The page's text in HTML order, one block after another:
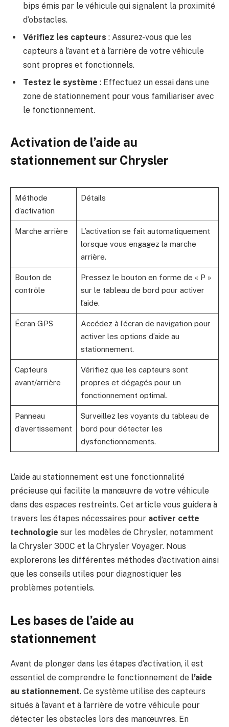
bips émis par le véhicule qui signalent la proximité
d’obstacles.
Vérifiez les capteurs : Assurez-vous que les
capteurs à l’avant et à l’arrière de votre véhicule
sont propres et fonctionnels.
Testez le système : Effectuez un essai dans une
zone de stationnement pour vous familiariser avec
le fonctionnement.
Activation de l’aide au
stationnement sur Chrysler
Méthode
d’activation
Détails
Marche arrière
L’activation se fait automatiquement
lorsque vous engagez la marche
arrière.
Bouton de
contrôle
Pressez le bouton en forme de « P »
sur le tableau de bord pour activer
l’aide.
Écran GPS
Accédez à l’écran de navigation pour
activer les options d’aide au
stationnement.
Capteurs
avant/arrière
Vérifiez que les capteurs sont
propres et dégagés pour un
fonctionnement optimal.
Panneau
d’avertissement
Surveillez les voyants du tableau de
bord pour détecter les
dysfonctionnements.
L’aide au stationnement est une fonctionnalité
précieuse qui facilite la manœuvre de votre véhicule
dans des espaces restreints. Cet article vous guidera à
travers les étapes nécessaires pour activer cette
technologie sur les modèles de Chrysler, notamment
la Chrysler 300C et la Chrysler Voyager. Nous
explorerons les différentes méthodes d’activation ainsi
que les conseils utiles pour diagnostiquer les
problèmes potentiels.
Les bases de l’aide au
stationnement
Avant de plonger dans les étapes d’activation, il est
essentiel de comprendre le fonctionnement de l’aide
au stationnement. Ce système utilise des capteurs
situés à l’avant et à l’arrière de votre véhicule pour
détecter les obstacles lors des manœuvres. En